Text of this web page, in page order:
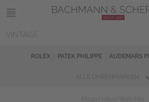
ROLEX PATEK PHILIPPE AUDEMARS